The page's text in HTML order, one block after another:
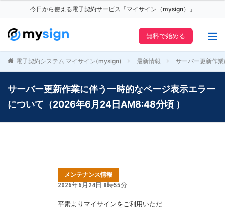
今日から使える電子契約サービス「マイサイン（mysign）」
無料で始める
電子契約システム マイサイン(mysign) 最新情報 サーバー更新作
サーバー更新作業に伴う一時的なページ表示エラー
について（2026年6月24日AM8:48分頃 ）
メンテナンス情報
2026年6月24日 8時55分
平素よりマイサインをご利用いただ